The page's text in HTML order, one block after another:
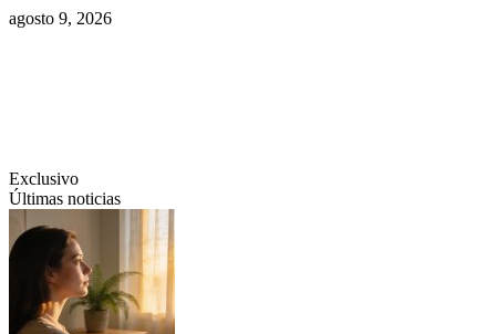
Saltar
agosto 9, 2026
Exclusivo
Últimas noticias